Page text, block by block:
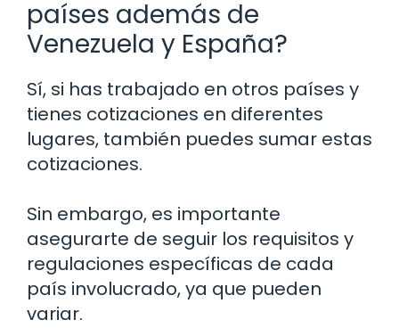
países además de
Venezuela y España?
Sí, si has trabajado en otros países y
tienes cotizaciones en diferentes
lugares, también puedes sumar estas
cotizaciones.
Sin embargo, es importante
asegurarte de seguir los requisitos y
regulaciones específicas de cada
país involucrado, ya que pueden
variar.